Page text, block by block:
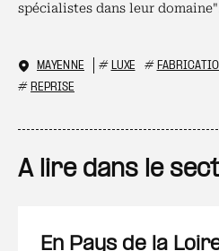
spécialistes dans leur
MAYENNE # LUXE #
# REPRISE
A lire dans le
En Pays de la